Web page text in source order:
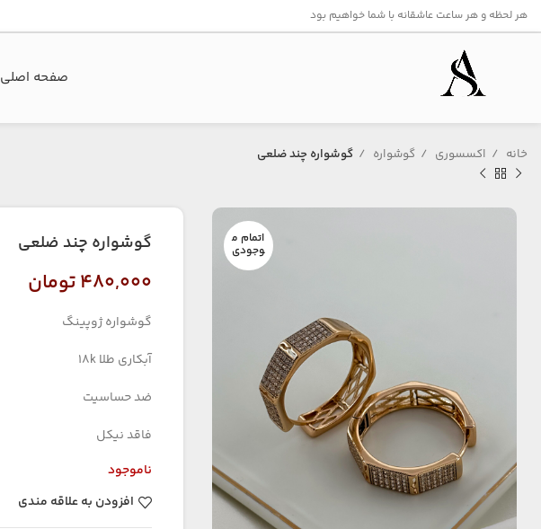
هر لحظه و هر ساعت عاشقانه با شما خواهیم بود
صفحه اصلی
خانه اکسسوری گوشواره گوشواره چند ضلعی
اتمام م
وجودی گوشواره چند ضلعی
۴۸۰,۰۰۰تومان
گوشواره ژوپینگ
آبکاری طلا 18k
ضد حساسیت
فاقد نیکل
ناموجود
افزودن به علاقه مندی